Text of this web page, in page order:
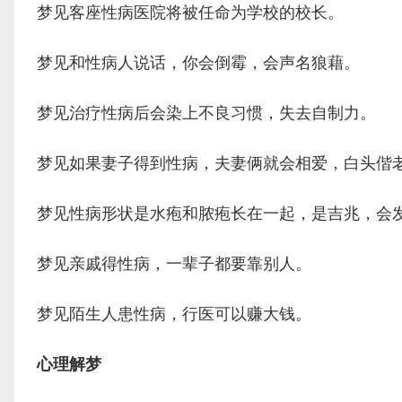
梦见客座性病医院将被任命为学校的校长。
梦见和性病人说话，你会倒霉，会声名狼藉。
梦见治疗性病后会染上不良习惯，失去自制力。
梦见如果妻子得到性病，夫妻俩就会相爱，白头偕
梦见性病形状是水疱和脓疱长在一起，是吉兆，会
梦见亲戚得性病，一辈子都要靠别人。
梦见陌生人患性病，行医可以赚大钱。
心理解梦